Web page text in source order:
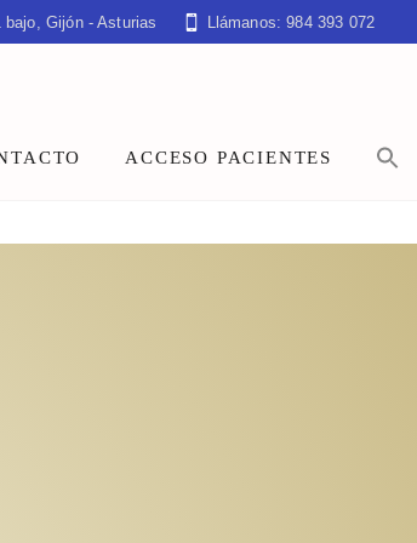
bajo, Gijón - Asturias Llámanos: 984 393 072
ACCESO PACIENTES